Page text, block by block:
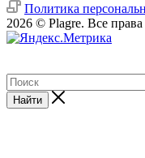
Политика
2026 © Plagre. Все
Найти